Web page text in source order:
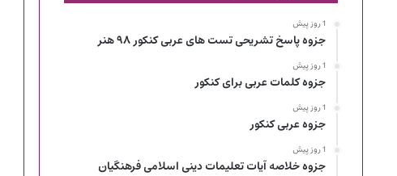
1 روز پیش
جزوه پاسخ تشریحی تست های عربی کنکور ۹۸ هنر
1 روز پیش
جزوه کلمات عربی برای کنکور
1 روز پیش
جزوه عربی کنکور
1 روز پیش
جزوه خلاصه آیات تعلیمات دینی اسلامی فرهنگیان